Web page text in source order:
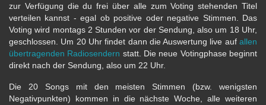
zur Verfügung die du frei über alle zum Voting stehenden Titel
verteilen kannst - egal ob positive oder negative Stimmen. Das
Voting wird montags 2 Stunden vor der Sendung, also um 18 Uhr,
geschlossen. Um 20 Uhr findet dann die Auswertung live auf allen
übertragenden Radiosendern statt. Die neue Votingphase beginnt
direkt nach der Sendung, also um 22 Uhr.
Die 20 Songs mit den meisten Stimmen (bzw. wenigsten
Negativpunkten) kommen in die nächste Woche, alle weiteren